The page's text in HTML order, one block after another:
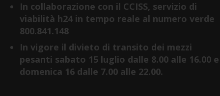
In collaborazione con il CCISS, servizio di
viabilità h24 in tempo reale al numero verde
800.841.148
In vigore il divieto di transito dei mezzi
pesanti sabato 15 luglio dalle 8.00 alle 16.00 e
domenica 16 dalle 7.00 alle 22.00.